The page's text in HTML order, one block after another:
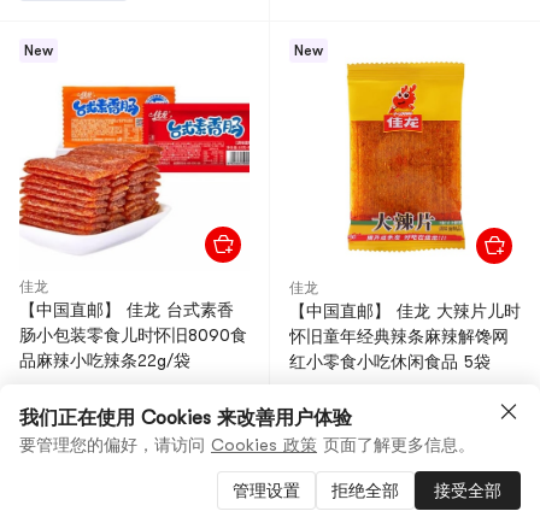
New
佳龙
【中国直邮】 佳龙 台式素香
肠小包装零食儿时怀旧8090食
品麻辣小吃辣条22g/袋
$0.99
由 馋猫补给站 销售
New
佳龙
【中国直邮】 佳龙 大辣片儿时
怀旧童年经典辣条麻辣解馋网
红小零食小吃休闲食品 5袋
$4.77
2 张优惠券可用
由 茉莉小铺 销售
Silver Seller
我们正在使用 Cookies 来改善用户体验
要管理您的偏好，请访问 Cookies 政策 页面了解更多信息。
管理设置 拒绝全部 接受全部